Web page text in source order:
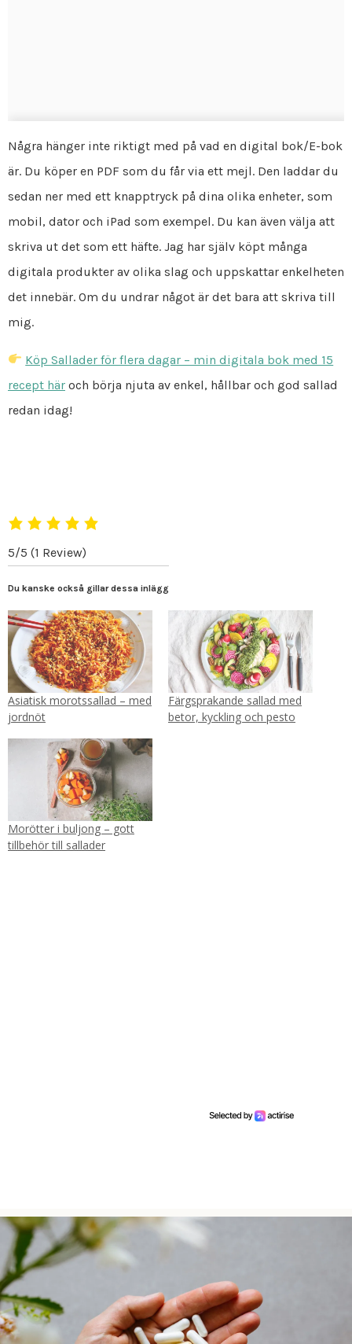
Några hänger inte riktigt med på vad en digital bok/E-bok
är. Du köper en PDF som du får via ett mejl. Den laddar du
sedan ner med ett knapptryck på dina olika enheter, som
mobil, dator och iPad som exempel. Du kan även välja att
skriva ut det som ett häfte. Jag har själv köpt många
digitala produkter av olika slag och uppskattar enkelheten
det innebär. Om du undrar något är det bara att skriva till
mig.
Köp Sallader för flera dagar – min digitala bok med 15
recept här och börja njuta av enkel, hållbar och god sallad
redan idag!
5/5 (1 Review)
Du kanske också gillar dessa inlägg
Asiatisk morotssallad – med
jordnöt
Färgsprakande sallad med
betor, kyckling och pesto
Morötter i buljong – gott
tillbehör till sallader